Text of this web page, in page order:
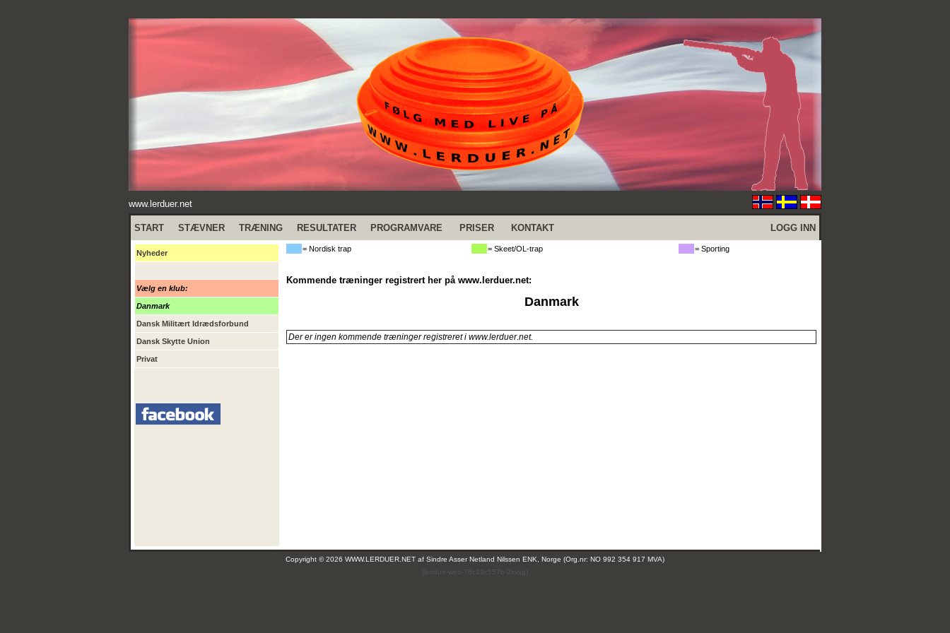
www.lerduer.net
START STÆVNER TRÆNING RESULTATER PROGRAMVARE PRISER KONTAKT LOGG INN
Nyheder
Vælg en klub:
Danmark
Dansk Militært Idrædsforbund
Dansk Skytte Union
Privat
= Nordisk trap = Skeet/OL-trap = Sporting
Kommende træninger registrert her på www.lerduer.net:
Danmark
Der er ingen kommende træninger registreret i www.lerduer.net.
Copyright © 2026 WWW.LERDUER.NET af Sindre Asser Netland Nilssen ENK, Norge (Org.nr: NO 992 354 917 MVA)
(leirdue-web-76c49c557b-2xvxg)